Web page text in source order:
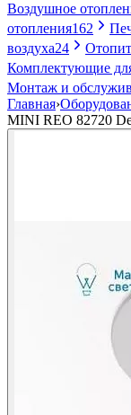
Воздушное
отопления162
воздуха24
Комплектующие
Монтаж и
Главная›
MINI REO 82720